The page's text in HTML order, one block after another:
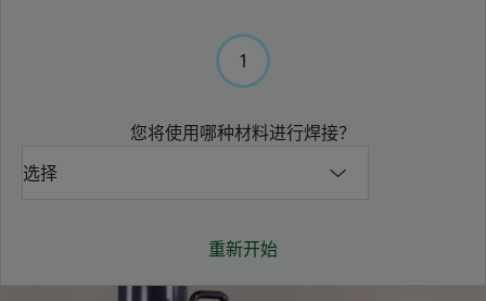
1
您将使用哪种材料进行焊接？
重新开始